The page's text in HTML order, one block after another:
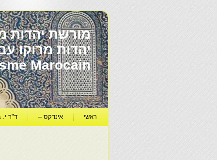
מורשת יהדות
Marocain
ראשי אינדקס – ד"ר י.